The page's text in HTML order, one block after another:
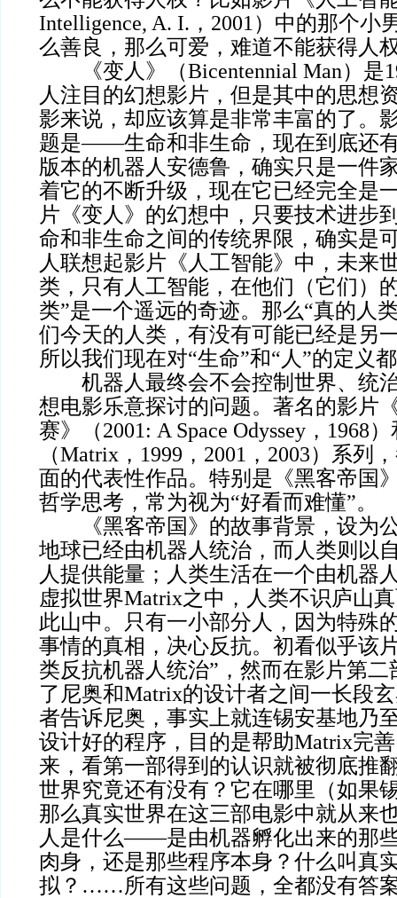
Intelligence, A. I.，2001）中的那个小
么善良，那么可爱，难道不能获得人
《变人》（Bicentennial Man）是
人注目的幻想影片，但是其中的思想
影来说，却应该算是非常丰富的了。
题是——生命和非生命，现在到底还
版本的机器人安德鲁，确实只是一件
着它的不断升级，现在它已经完全是
片《变人》的幻想中，只要技术进步
命和非生命之间的传统界限，确实是
人联想起影片《人工智能》中，未来
类，只有人工智能，在他们（它们）
类”是一个遥远的奇迹。那么“真的人
们今天的人类，有没有可能已经是另
所以我们现在对“生命”和“人”的定义
机器人最终会不会控制世界、统
想电影乐意探讨的问题。著名的影片
赛》（2001: A Space Odyssey，1968
（Matrix，1999，2001，2003）系列
面的代表性作品。特别是《黑客帝国
哲学思考，常为视为“好看而难懂”。
《黑客帝国》的故事背景，设为公
地球已经由机器人统治，而人类则以
人提供能量；人类生活在一个由机器
虚拟世界Matrix之中，人类不识庐山
此山中。只有一小部分人，因为特殊
事情的真相，决心反抗。初看似乎该
类反抗机器人统治”，然而在影片第
了尼奥和Matrix的设计者之间一长段
者告诉尼奥，事实上就连锡安基地乃
设计好的程序，目的是帮助Matrix完
来，看第一部得到的认识就被彻底推
世界究竟还有没有？它在哪里（如果
那么真实世界在这三部电影中就从来
人是什么——是由机器孵化出来的那
肉身，还是那些程序本身？什么叫真
拟？……所有这些问题，全都没有答